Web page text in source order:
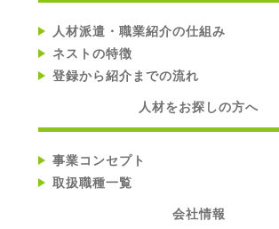
人材派遣・職業紹介の仕組み
ネストの特徴
登録から紹介までの流れ
人材をお探しの方へ
事業コンセプト
取扱職種一覧
会社情報